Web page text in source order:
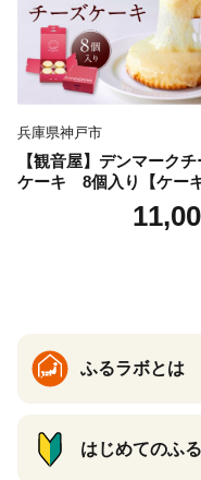
兵庫県神戸市
【観音屋】デンマーク
ケーキ 8個入り【ケー
ーズケーキ 人気スイーツ
すすめスイーツ 神戸ス
ふるラボとは
はじめてのふ